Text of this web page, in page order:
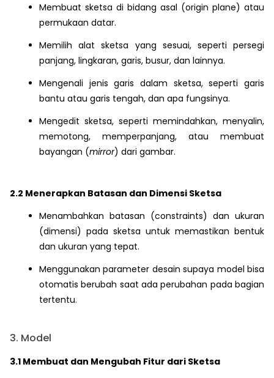
Membuat sketsa di bidang asal (origin plane) atau
permukaan datar.
Memilih alat sketsa yang sesuai, seperti persegi
panjang, lingkaran, garis, busur, dan lainnya.
Mengenali jenis garis dalam sketsa, seperti garis
bantu atau garis tengah, dan apa fungsinya.
Mengedit sketsa, seperti memindahkan, menyalin,
memotong, memperpanjang, atau membuat
bayangan (mirror) dari gambar.
2.2 Menerapkan Batasan dan Dimensi Sketsa
Menambahkan batasan (constraints) dan ukuran
(dimensi) pada sketsa untuk memastikan bentuk
dan ukuran yang tepat.
Menggunakan parameter desain supaya model bisa
otomatis berubah saat ada perubahan pada bagian
tertentu.
3. Model
3.1 Membuat dan Mengubah Fitur dari Sketsa